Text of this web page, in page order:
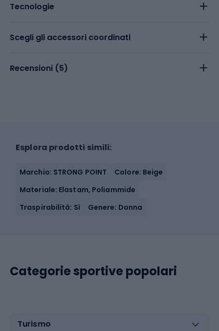
Tecnologie
Scegli gli accessori coordinati
Recensioni (5)
Esplora prodotti simili:
Marchio: STRONG POINT
Colore: Beige
Materiale: Elastam, Poliammide
Traspirabilità: Sì
Genere: Donna
Categorie sportive popolari
Turismo